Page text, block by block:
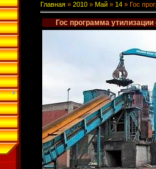
Главная » 2010 » Май » 14 » Гос
Гос программа